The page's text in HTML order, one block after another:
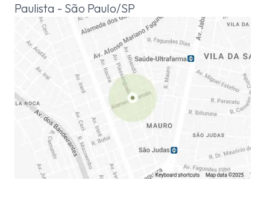
Paulista - São Paulo/SP